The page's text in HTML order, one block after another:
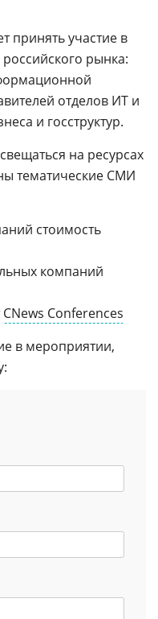
принять участие в
рынка:
отделов ИТ и
и госструктур.
на ресурсах
тематические СМИ
стоимость
компаний
CNews Conferences
в мероприятии,